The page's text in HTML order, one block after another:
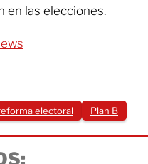
en las elecciones.
electoral Plan B